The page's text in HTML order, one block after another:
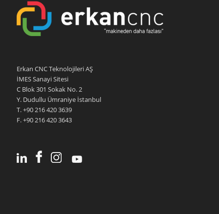
Erkan CNC Teknolojileri AŞ
İMES Sanayi Sitesi
C Blok 301 Sokak No. 2
Y. Dudullu Ümraniye İstanbul
T. +90 216 420 3639
F. +90 216 420 3643